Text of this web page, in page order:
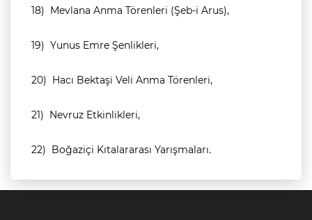
18) Mevlana Anma Törenleri (Şeb-i Arus),
19) Yunus Emre Şenlikleri,
20) Hacı Bektaşi Veli Anma Törenleri,
21) Nevruz Etkinlikleri,
22) Boğaziçi Kıtalararası Yarışmaları.